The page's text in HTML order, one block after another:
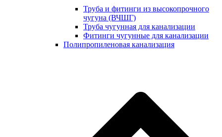
Труба и фитинги из высокопрочного
чугуна (ВЧШГ)
Труба чугунная для канализации
Фитинги чугунные для канализации
Полипропиленовая канализация